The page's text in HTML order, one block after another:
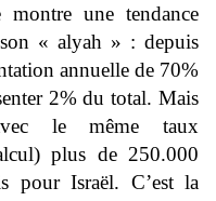
une tendance
« alyah » : depuis
annuelle de 70%
2% du total. Mais
le même taux
plus de 250.000
pour Israël. C’est la